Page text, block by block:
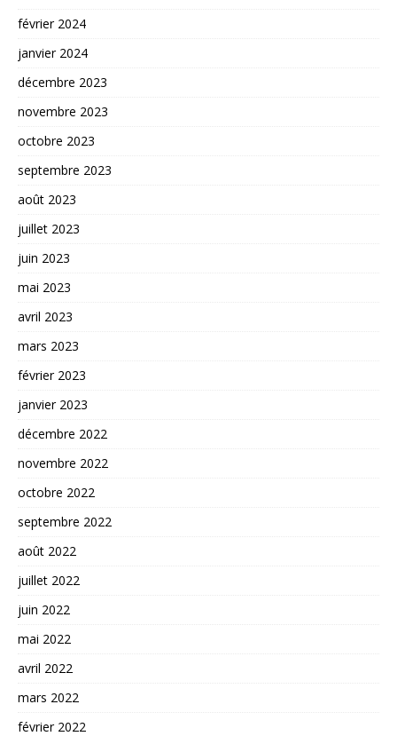
février 2024
janvier 2024
décembre 2023
novembre 2023
octobre 2023
septembre 2023
août 2023
juillet 2023
juin 2023
mai 2023
avril 2023
mars 2023
février 2023
janvier 2023
décembre 2022
novembre 2022
octobre 2022
septembre 2022
août 2022
juillet 2022
juin 2022
mai 2022
avril 2022
mars 2022
février 2022